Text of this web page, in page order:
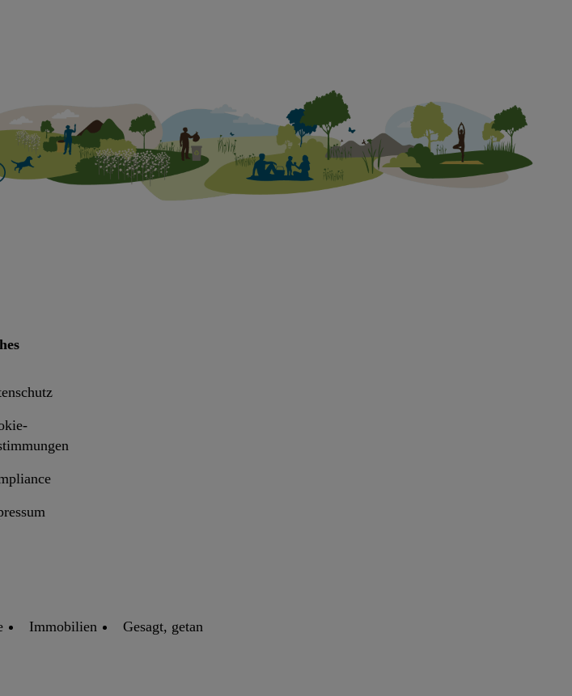
Immobilien Gesagt, getan